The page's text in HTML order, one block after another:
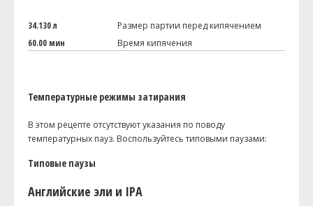
34.130 л
Размер партии перед кипячением
60.00 мин
Время кипячения
Температурные режимы затирания
В этом рецепте отсутствуют указания по поводу
температурных пауз. Воспользуйтесь типовыми паузами:
Типовые паузы
Английские эли и IPA